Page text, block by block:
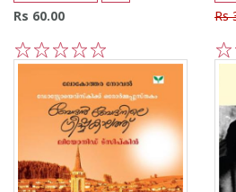
Rs 60.00
5
4
3
2
1
Rs
1